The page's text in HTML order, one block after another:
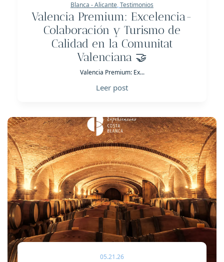
Blanca - Alicante,Testimonios
Valencia Premium: Excelencia-
Colaboración y Turismo de
Calidad en la Comunitat
Valenciana 🤝
Valencia Premium: Ex...
Leer post
05.21.26